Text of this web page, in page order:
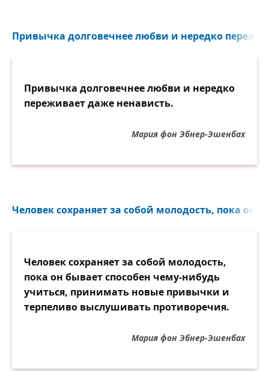
Привычка долговечнее любви и нередко
Привычка долговечнее любви и нередко
переживает даже ненависть.
Мария фон Эбнер-Эшенбах
Человек сохраняет за собой молодость, пока он
Человек сохраняет за собой молодость,
пока он бывает способен чему-нибудь
учиться, принимать новые привычки и
терпеливо выслушивать противоречия.
Мария фон Эбнер-Эшенбах